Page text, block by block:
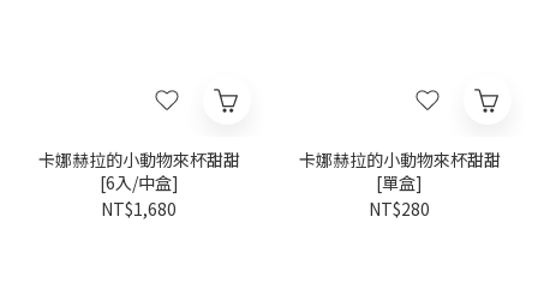
卡娜赫拉的小動物來杯甜甜
[6入/中盒]
NT$1,680
卡娜赫拉的小動物來杯甜甜
[單盒]
NT$280